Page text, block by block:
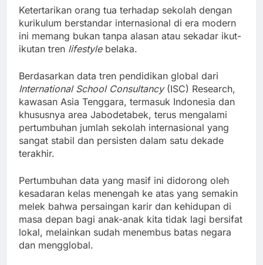
Ketertarikan orang tua terhadap sekolah dengan
kurikulum berstandar internasional di era modern
ini memang bukan tanpa alasan atau sekadar ikut-
ikutan tren lifestylebelaka.
Berdasarkan data tren pendidikan global dari
International School Consultancy(ISC) Research,
kawasan Asia Tenggara, termasuk Indonesia dan
khususnya area Jabodetabek, terus mengalami
pertumbuhan jumlah sekolah internasional yang
sangat stabil dan persisten dalam satu dekade
terakhir.
Pertumbuhan data yang masif ini didorong oleh
kesadaran kelas menengah ke atas yang semakin
melek bahwa persaingan karir dan kehidupan di
masa depan bagi anak-anak kita tidak lagi bersifat
lokal, melainkan sudah menembus batas negara
dan mengglobal.